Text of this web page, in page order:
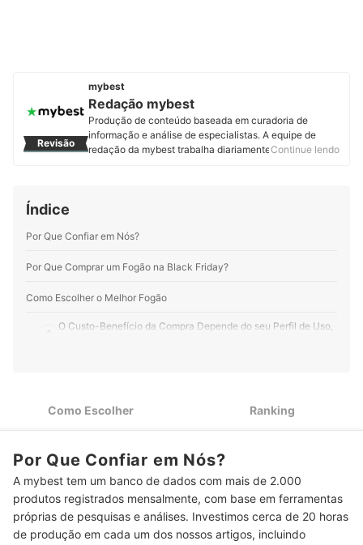
Revisão
mybest
Redação mybest
Produção de conteúdo baseada em curadoria de
informação e análise de especialistas. A equipe de
redação da mybest trabalha diariamente para fornecer
Continue lendo
Índice
Por Que Confiar em Nós?
Por Que Comprar um Fogão na Black Friday?
Como Escolher o Melhor Fogão
1
O Custo-Benefício da Compra Depende do seu Perfil de Uso,
Grades Ajustáveis, Timer e Vidro Removível São Recursos
4
Os Materiais dos Diferentes Componentes Tornam os
Modelos Mais Bonitos e Duráveis
5
Fogões Largos, a Partir de 60 cm, Tendem a Evitar Problemas
com a Disposição das Panelas
Fogões com Eficiência Energética A São os Mais Econômicos
Como Escolher Ranking
Por Que Confiar em Nós?
A mybest tem um banco de dados com mais de 2.000
produtos registrados mensalmente, com base em ferramentas
próprias de pesquisas e análises. Investimos cerca de 20 horas
de produção em cada um dos nossos artigos, incluindo